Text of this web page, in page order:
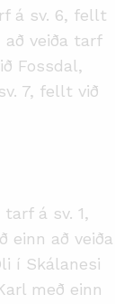
á sv. 6, fellt
að veiða tarf
Fossdal,
7, fellt við
á sv. 1,
einn að veiða
í Skálanesi
með einn